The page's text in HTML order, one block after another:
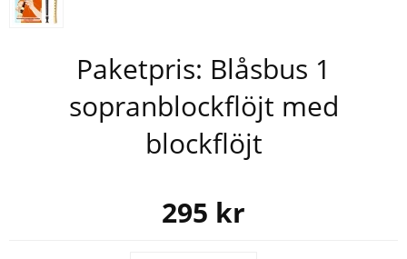
Paketpris: Blåsbus 1
sopranblockflöjt med
blockflöjt
295 kr